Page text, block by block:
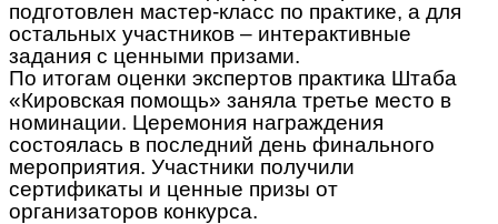
подготовлен мастер-класс по практике, а для
остальных участников – интерактивные
задания с ценными призами.
По итогам оценки экспертов практика Штаба
«Кировская помощь» заняла третье место в
номинации. Церемония награждения
состоялась в последний день финального
мероприятия. Участники получили
сертификаты и ценные призы от
организаторов конкурса.